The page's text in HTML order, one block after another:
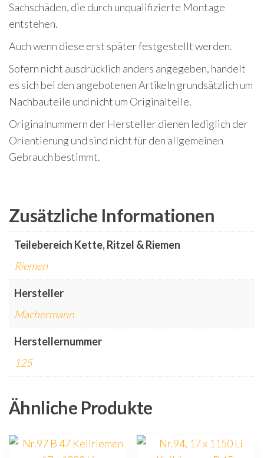
Sachschäden, die durch unqualifizierte Montage
entstehen.
Auch wenn diese erst später festgestellt werden.
Sofern nicht ausdrücklich anders angegeben, handelt
es sich bei den angebotenen Artikeln grundsätzlich um
Nachbauteile und nicht um Originalteile.
Originalnummern der Hersteller dienen lediglich der
Orientierung und sind nicht für den allgemeinen
Gebrauch bestimmt.
Zusätzliche Informationen
Teilebereich Kette, Ritzel & Riemen
Riemen
Hersteller
Machermann
Herstellernummer
125
Ähnliche Produkte